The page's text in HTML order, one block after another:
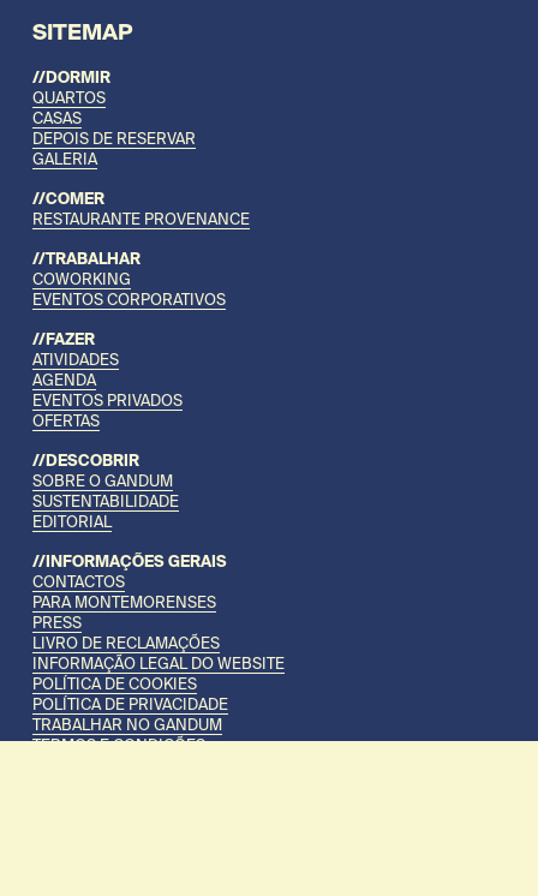
SITEMAP
//DORMIR
QUARTOS
CASAS
DEPOIS DE RESERVAR
GALERIA
//COMER
RESTAURANTE PROVENANCE
//TRABALHAR
COWORKING
EVENTOS CORPORATIVOS
//FAZER
ATIVIDADES
AGENDA
EVENTOS PRIVADOS
OFERTAS
//DESCOBRIR
SOBRE O GANDUM
SUSTENTABILIDADE
EDITORIAL
//INFORMAÇÕES GERAIS
CONTACTOS
PARA MONTEMORENSES
PRESS
LIVRO DE RECLAMAÇÕES
INFORMAÇÃO LEGAL DO WEBSITE
POLÍTICA DE COOKIES
POLÍTICA DE PRIVACIDADE
TRABALHAR NO GANDUM
TERMOS E CONDIÇÕES